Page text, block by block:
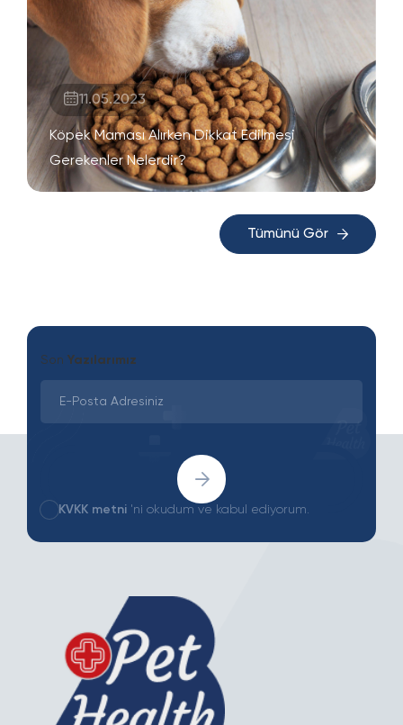
11.05.2023
Köpek Maması Alırken Dikkat Edilmesi
Gerekenler Nelerdir?
Tümünü Gör
Son Yazılarımız
KVKK metni 'ni okudum ve kabul ediyorum.